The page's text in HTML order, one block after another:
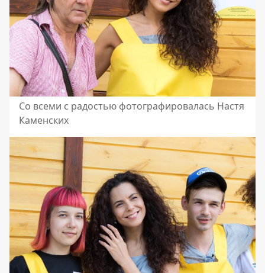
Со всеми с радостью фотографировалась Настя
Каменских